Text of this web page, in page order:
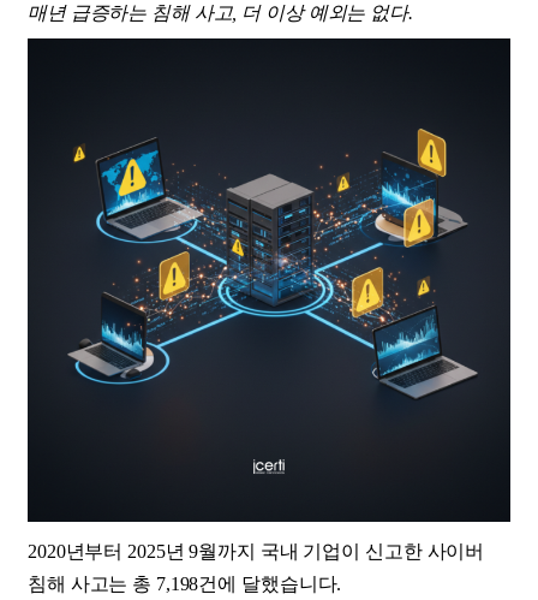
매년 급증하는 침해 사고, 더 이상 예외는 없다.
2020년부터 2025년 9월까지 국내 기업이 신고한 사이버
침해 사고는 총 7,198건에 달했습니다.